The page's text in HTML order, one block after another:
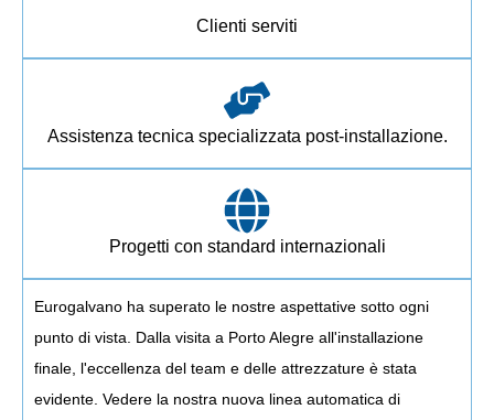
Clienti serviti
Assistenza tecnica specializzata post-installazione.
Progetti con standard internazionali
Eurogalvano ha superato le nostre aspettative sotto ogni
punto di vista. Dalla visita a Porto Alegre all'installazione
finale, l'eccellenza del team e delle attrezzature è stata
evidente. Vedere la nostra nuova linea automatica di